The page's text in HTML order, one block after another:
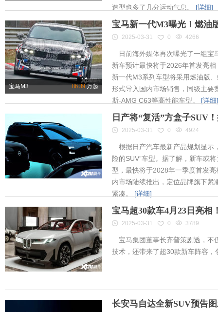
造型也多了几分运动气息。 [详细]
宝马M3 86.39万起
宝马新一代M3曝光！燃油
2025-03-31 0 4266
日前海外媒体再次曝光了一组宝
新车预计最快将于2026年首发亮
新一代M3系列车型将采用燃油版
形式导入国内市场销售，同级主要
斯-AMG C63等高性能车型。 [详细]
日产将“复活”方盒子SUV
2025-03-31 0 4924
根据日产汽车最新产品规划显示
险的SUV”车型。据了解，新车或
型，最快将于2028年一季度首发
内市场陆续推出，定位品牌旗下紧
紧凑。 [详细]
宝马超30款车4月23日亮
2025-03-31 0 3789
宝马集团董事长齐普策剧透，不
技术，还带来了超30款新车阵容
长安马自达全新SUV预告